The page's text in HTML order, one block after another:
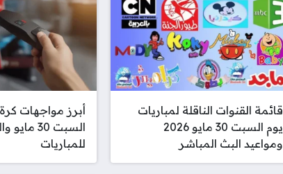
قائمة القنوات الناقلة لمباريات
يوم السبت 30 مايو 2026
ومواعيد البث المباشر
أبرز مواجهات كرة
السبت 30
للمباريات